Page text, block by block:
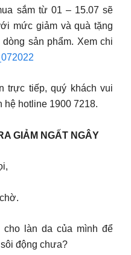
sắm từ 01 – 15.07 sẽ
mức giảm và quà tặng
sản phẩm. Xem chi
trực tiếp, quý khách vui
hệ hotline 1900 7218.
GIẢM NGẤT NGÂY
cho làn da của mình để
động chưa?